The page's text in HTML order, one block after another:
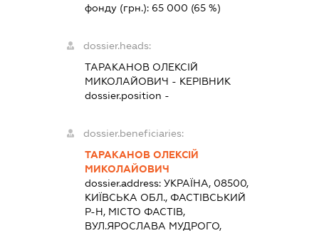
фонду (грн.): 65 000 (65 %)
dossier.heads:
ТАРАКАНОВ ОЛЕКСІЙ
МИКОЛАЙОВИЧ - КЕРІВНИК
dossier.position -
dossier.beneficiaries:
ТАРАКАНОВ ОЛЕКСІЙ
МИКОЛАЙОВИЧ
dossier.address: УКРАЇНА, 08500,
КИЇВСЬКА ОБЛ., ФАСТІВСЬКИЙ
Р-Н, МІСТО ФАСТІВ,
ВУЛ.ЯРОСЛАВА МУДРОГО,